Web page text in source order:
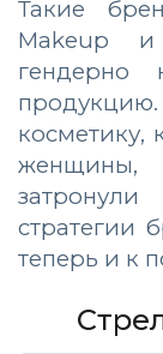
Такие
Makeup и
гендерно
косметику,
стратегии
теперь и к